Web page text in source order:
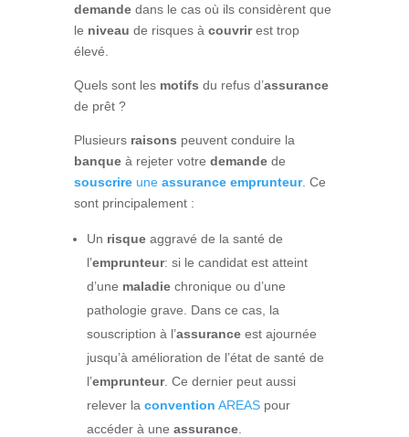
demandedans le cas où ils considèrent que
le niveau de risques à couvrirest trop
élevé.
Quels sont les motifs du refus d’assurance
de prêt ?
Plusieurs raisons peuvent conduire la
banqueà rejeter votre demandede
souscrireune assurance emprunteur. Ce
sont principalement :
Un risqueaggravé de la santé de
l’emprunteur: si le candidat est atteint
d’une maladiechronique ou d’une
pathologie grave. Dans ce cas, la
souscription à l’assuranceest ajournée
jusqu’à amélioration de l’état de santé de
l’emprunteur. Ce dernier peut aussi
relever la convention AREASpour
accéder à une assurance.